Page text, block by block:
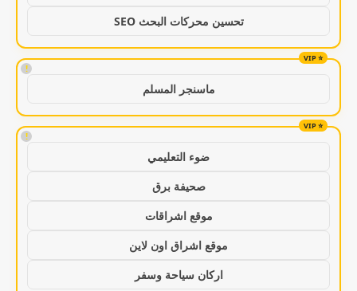
تحسين محركات البحث SEO
!
ماسنجر المسلم
!
ضوء التعليمي
صحيفة برق
موقع اشراقات
موقع اشراق اون لاين
اركان سياحة وسفر